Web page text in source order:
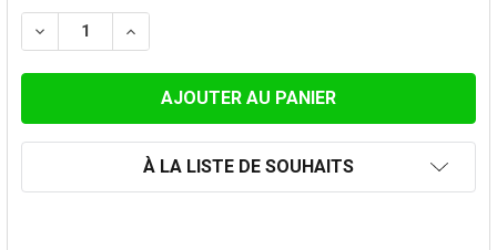
ACTUEL:
DIMINUER LA QUANTITÉ DE REDUCTION, BLEUI,
AUGMENTER LA QUANTITÉ DE
À LA LISTE DE SOUHAITS